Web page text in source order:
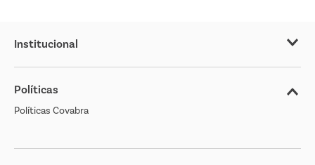
Institucional
Sobre o Covabra
Nossas Lojas
Cliente Bem Estar
Políticas
Políticas Covabra